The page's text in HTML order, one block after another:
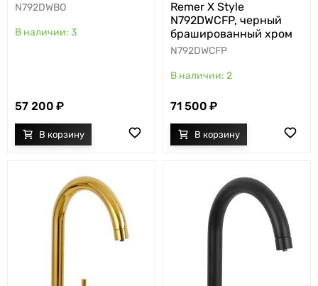
N792DWBO
3
57 200
Remer X Style
N792DWCFP, черный
брашированный хром
N792DWCFP
2
71 500